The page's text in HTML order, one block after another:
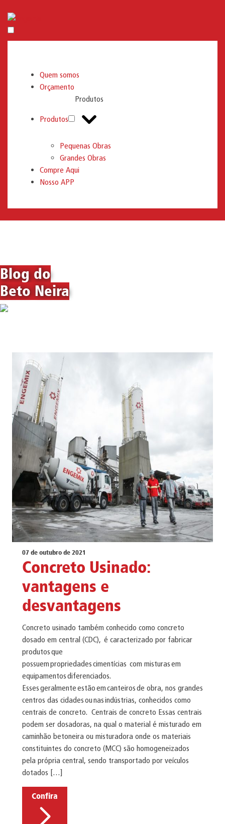
Engemix
Quem somos
Orçamento
Produtos
Produtos
Pequenas Obras
Grandes Obras
Compre Aqui
Nosso APP
Blog do
Beto Neira
07 de outubro de 2021
Concreto Usinado:
vantagens e
desvantagens
Concreto usinado também conhecido como concreto
dosado em central (CDC), é caracterizado por fabricar
produtos que
possuem propriedades cimentícias com misturas em
equipamentos diferenciados.
Esses geralmente estão em canteiros de obra, nos grandes
centros das cidades ou nas indústrias, conhecidos como
centrais de concreto. Centrais de concreto Essas centrais
podem ser dosadoras, na qual o material é misturado em
caminhão betoneira ou misturadora onde os materiais
constituintes do concreto (MCC) são homogeneizados
pela própria central, sendo transportado por veículos
dotados […]
Confira